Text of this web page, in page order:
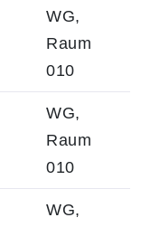
WG,
Raum
010
WG,
Raum
010
WG,